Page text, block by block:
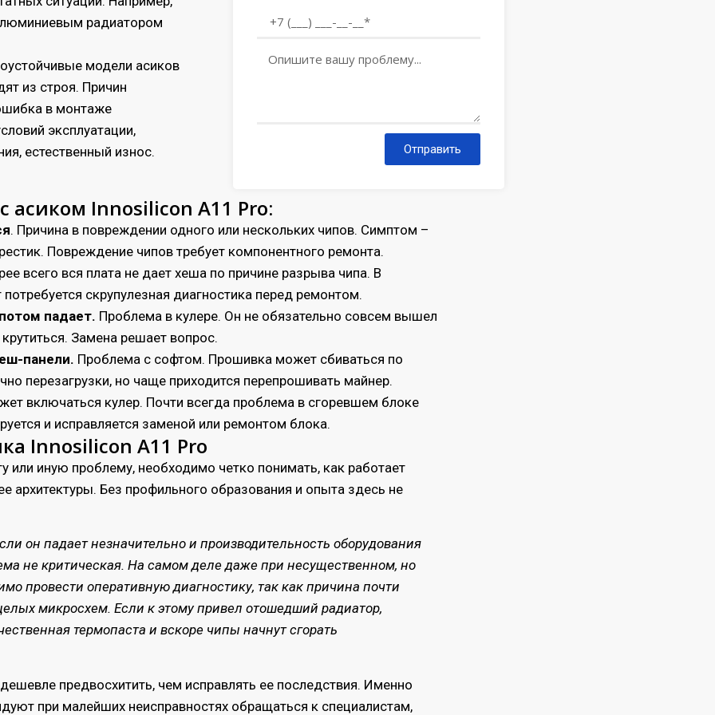
радиатором
модели асиков
из строя. Причин
в монтаже
эксплуатации,
естественный износ.
Отправить
Innosilicon A11 Pro:
. Причина в повреждении одного или нескольких чипов. Симптом –
Повреждение чипов требует компонентного ремонта.
всего вся плата не дает хеша по причине разрыва чипа. В
скрупулезная диагностика перед ремонтом.
падает. Проблема в кулере. Он не обязательно совсем вышел
Замена решает вопрос.
панели. Проблема с софтом. Прошивка может сбиваться по
перезагрузки, но чаще приходится перепрошивать майнер.
включаться кулер. Почти всегда проблема в сгоревшем блоке
и исправляется заменой или ремонтом блока.
Innosilicon A11 Pro
или иную проблему, необходимо четко понимать, как работает
архитектуры. Без профильного образования и опыта здесь не
он падает незначительно и производительность оборудования
не критическая. На самом деле даже при несущественном, но
провести оперативную диагностику, так как причина почти
микросхем. Если к этому привел отошедший радиатор,
термопаста и вскоре чипы начнут сгорать
предвосхитить, чем исправлять ее последствия. Именно
при малейших неисправностях обращаться к специалистам,